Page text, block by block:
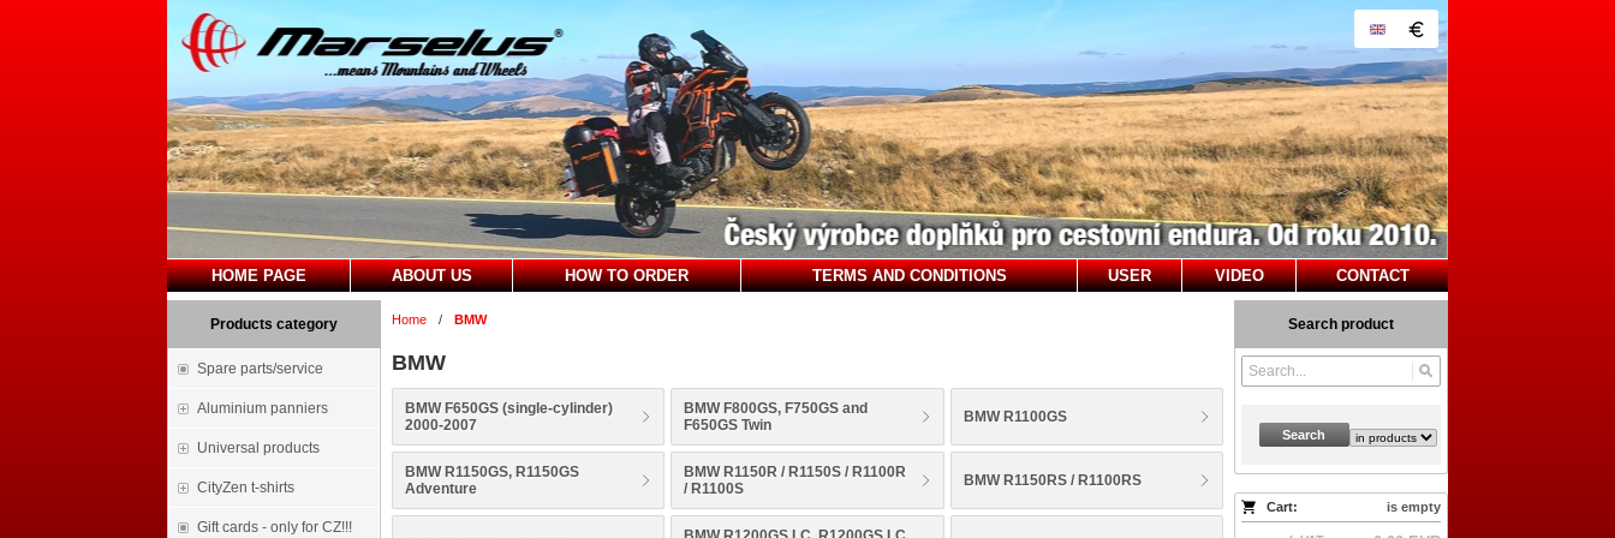
HOME PAGE ABOUT US HOW TO ORDER TERMS AND CONDITIONS USER VIDEO CONTACT
Products category
Spare parts/service
Aluminium panniers
Universal products
CityZen t-shirts
Gift cards - only for CZ!!!
Search product
Search
Cart: is empty
Home / BMW
BMW
BMW F650GS (single-cylinder)
2000-2007
BMW F800GS, F750GS and
F650GS Twin
BMW R1100GS
BMW R1150GS, R1150GS
Adventure
BMW R1150R / R1150S / R1100R
/ R1100S
BMW R1150RS / R1100RS